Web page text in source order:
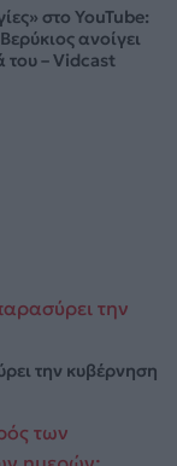
στο YouTube:
ανοίγει
του – Vidcast
την κυβέρνηση